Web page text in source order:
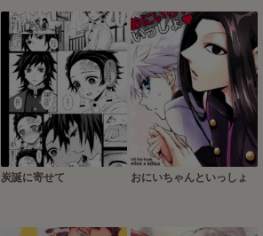
炭誕に寄せて おにいちゃんといっしょ